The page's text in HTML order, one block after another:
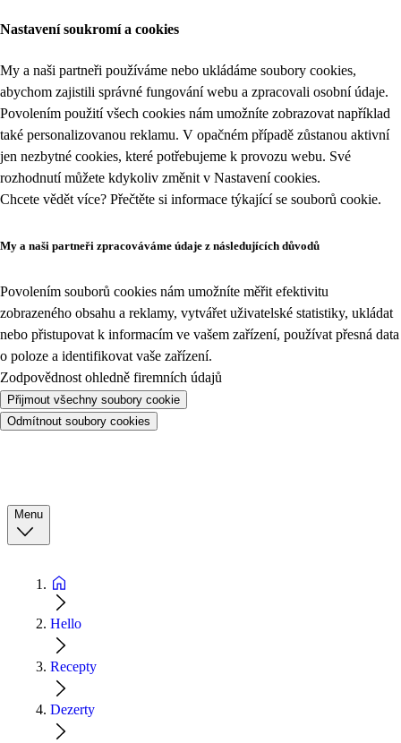
Nastavení soukromí a cookies
My a naši partneři používáme nebo ukládáme soubory cookies,
abychom zajistili správné fungování webu a zpracovali osobní údaje.
Povolením použití všech cookies nám umožníte zobrazovat například
také personalizovanou reklamu. V opačném případě zůstanou aktivní
jen nezbytné cookies, které potřebujeme k provozu webu. Své
rozhodnutí můžete kdykoliv změnit v Nastavení cookies.
Chcete vědět více? Přečtěte si informace týkající se souborů cookie.
My a naši partneři zpracováváme údaje z následujících důvodů
Povolením souborů cookies nám umožníte měřit efektivitu
zobrazeného obsahu a reklamy, vytvářet uživatelské statistiky, ukládat
nebo přistupovat k informacím ve vašem zařízení, používat přesná data
o poloze a identifikovat vaše zařízení.
Zodpovědnost ohledně firemních údajů
Přijmout všechny soubory cookie
Odmítnout soubory cookies
Menu
Hello
Recepty
Dezerty